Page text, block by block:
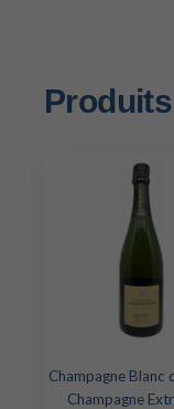
Champagne Blanc
Champagne